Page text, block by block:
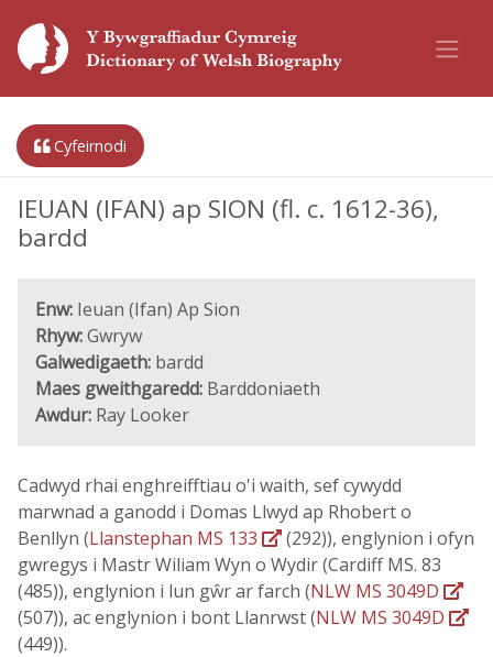
Cyfeirnodi
IEUAN (IFAN) ap SION (fl. c. 1612-36),
bardd
Enw: Ieuan (Ifan) Ap Sion
Rhyw:Gwryw
Galwedigaeth: bardd
Maes gweithgaredd: Barddoniaeth
Awdur: Ray Looker
Cadwyd rhai enghreifftiau o'i waith, sef cywydd
marwnad a ganodd i Domas Llwyd ap Rhobert o
Benllyn (Llanstephan MS 133
(292)), englynion i ofyn
gwregys i Mastr Wiliam Wyn o Wydir (Cardiff MS. 83
(485)), englynion i lun gŵr ar farch (NLW MS 3049D
(507)), ac englynion i bont Llanrwst (NLW MS 3049D
(449)).